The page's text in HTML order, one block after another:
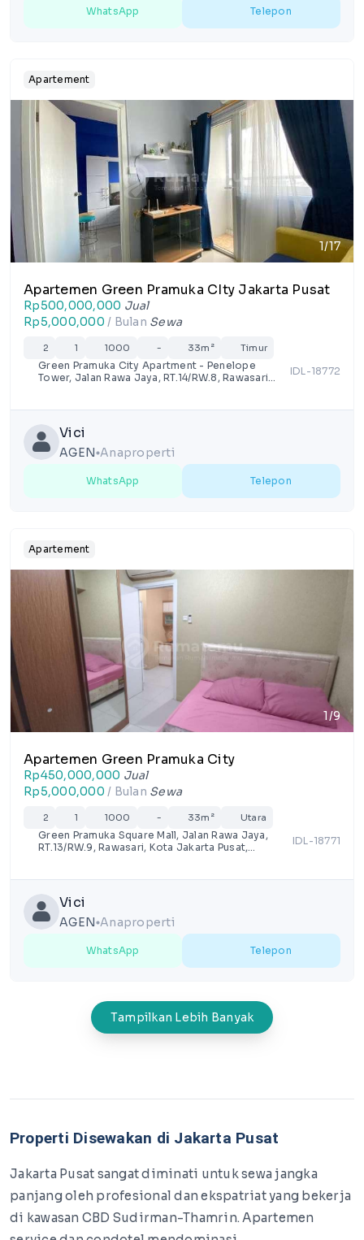
WhatsApp Telepon
Apartement
1/17
Apartemen Green Pramuka CIty Jakarta Pusat
Rp500,000,000 Jual
Rp5,000,000 / Bulan Sewa
2 1 1000 - 33m² Timur
Green Pramuka City Apartment - Penelope
Tower, Jalan Rawa Jaya, RT.14/RW.8, Rawasari,
IDL-18772
Vici
AGEN lensAnaproperti
WhatsApp Telepon
Apartement
1/9
Apartemen Green Pramuka City
Rp450,000,000 Jual
Rp5,000,000 / Bulan Sewa
2 1 1000 - 33m² Utara
Green Pramuka Square Mall, Jalan Rawa Jaya,
RT.13/RW.9, Rawasari, Kota Jakarta Pusat,
IDL-18771
Vici
AGEN lensAnaproperti
WhatsApp Telepon
Tampilkan Lebih Banyak
Properti Disewakan di Jakarta Pusat
Jakarta Pusat sangat diminati untuk sewa jangka
panjang oleh profesional dan ekspatriat yang bekerja
di kawasan CBD Sudirman-Thamrin. Apartemen